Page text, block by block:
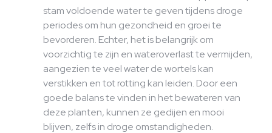
stam voldoende water te geven tijdens droge
periodes om hun gezondheid en groei te
bevorderen. Echter, het is belangrijk om
voorzichtig te zijn en wateroverlast te vermijden,
aangezien te veel water de wortels kan
verstikken en tot rotting kan leiden. Door een
goede balans te vinden in het bewateren van
deze planten, kunnen ze gedijen en mooi
blijven, zelfs in droge omstandigheden.